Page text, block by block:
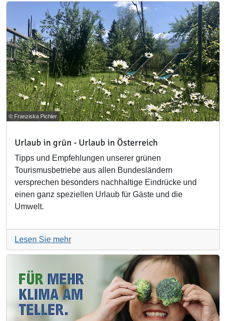
© Franziska Pichler
Urlaub in grün - Urlaub in Österreich
Tipps und Empfehlungen unserer grünen
Tourismusbetriebe aus allen Bundesländern
versprechen besonders nachhaltige Eindrücke und
einen ganz speziellen Urlaub für Gäste und die
Umwelt.
Lesen Sie mehr